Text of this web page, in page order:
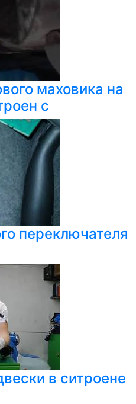
маховика на
с
переключателя
в ситроене